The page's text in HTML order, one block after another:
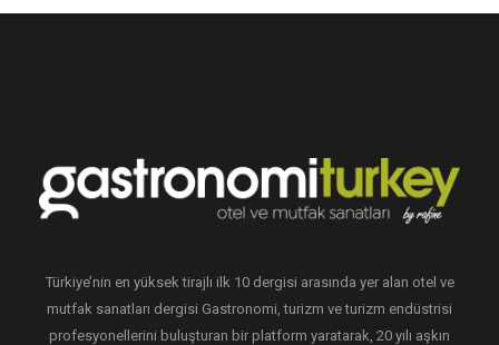
Türkiye’nin en yüksek tirajlı ilk 10 dergisi arasında yer alan otel ve
mutfak sanatları dergisi Gastronomi, turizm ve turizm endüstrisi
profesyonellerini buluşturan bir platform yaratarak, 20 yılı aşkın